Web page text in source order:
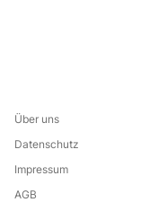
Über uns
Datenschutz
Impressum
AGB